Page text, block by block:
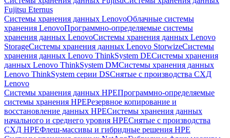
Fujitsu Eternus
Системы хранения данных LenovoОблачные системы
хранения LenovoПрограммно-определяемые системы
хранения данных LenovoСистемы хранения данных Lenovo
StorageСистемы хранения данных Lenovo StorwizeСистемы
хранения данных Lenovo ThinkSystem DEСистемы хранения
данных Lenovo ThinkSystem DMСистемы хранения данных
Lenovo ThinkSystem серии DSСнятые с производства СХД
Lenovo
Системы хранения данных HPEПрограммно-определяемые
системы хранения HPEРезервное копирование и
восстановление данных HPEСистемы хранения данных
начального и среднего уровня HPEСнятые с производства
СХД HPEФлеш-массивы и гибридные решения HPE